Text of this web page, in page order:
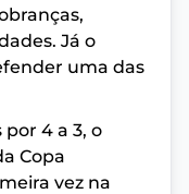
Já o
uma das
4 a 3, o
Copa
vez na